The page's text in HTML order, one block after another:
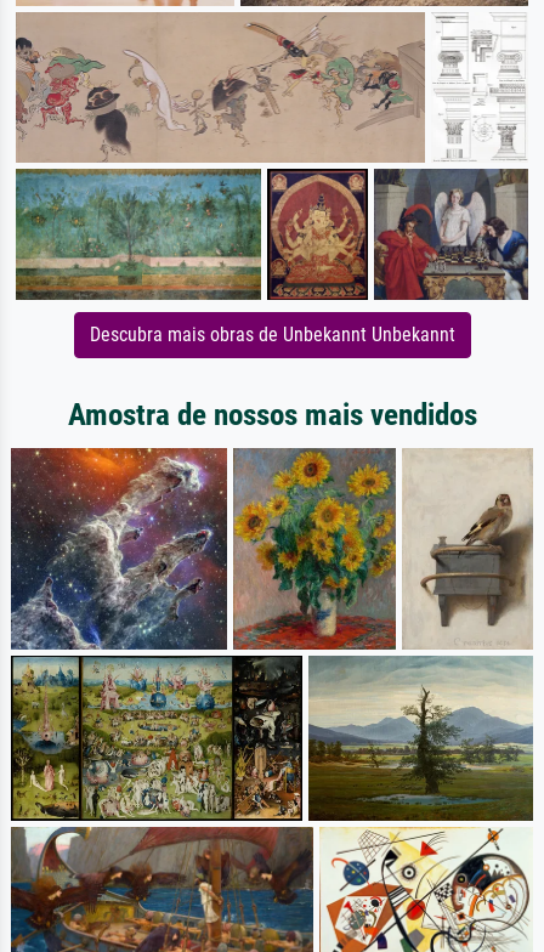
Descubra mais obras de Unbekannt Unbekannt
Amostra de nossos mais vendidos